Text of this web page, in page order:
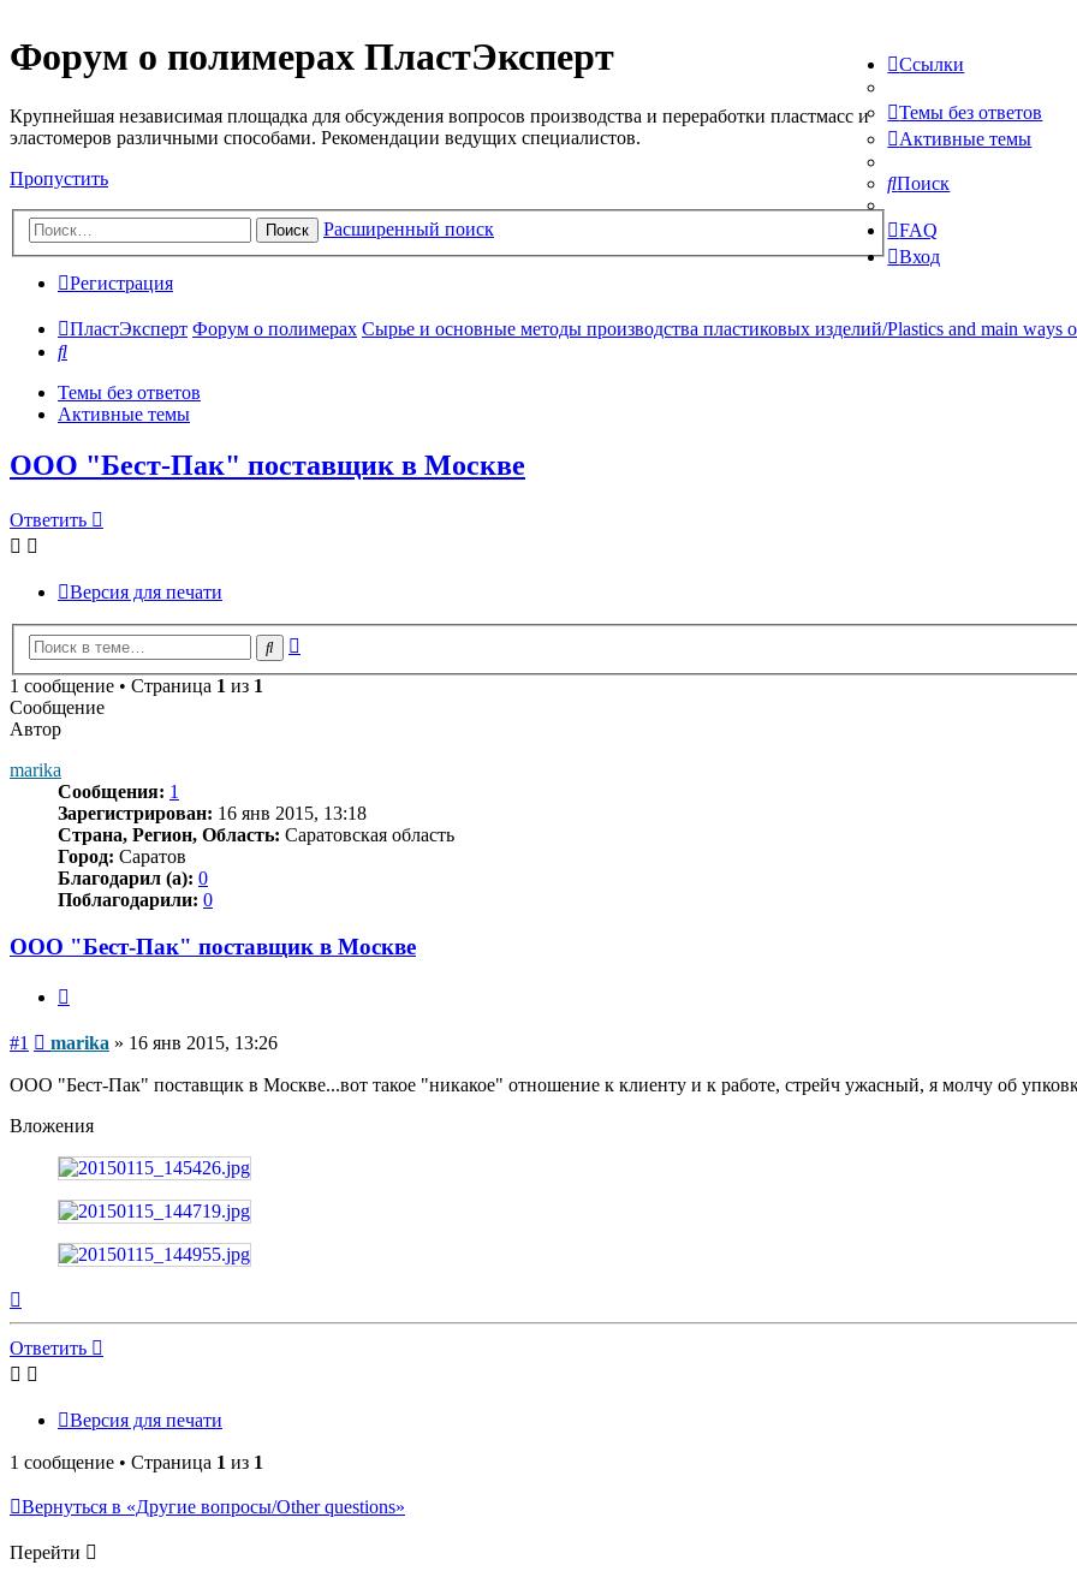
Форум о полимерах ПластЭксперт
Крупнейшая независимая площадка для обсуждения вопросов производства и переработки пластмасс и
эластомеров различными способами. Рекомендации ведущих специалистов.
Пропустить
Поиск Расширенный поиск
Ссылки
Темы без ответов
Активные темы
Поиск
FAQ
Вход
Регистрация
ПластЭксперт Форум о полимерах Сырье и основные методы производства пластиковых изделий/Plastics and main ways
Поиск
Темы без ответов
Активные темы
ООО "Бест-Пак" поставщик в Москве
Ответить
Версия для печати
Поиск
1 сообщение • Страница 1 из 1
Сообщение
Автор
marika
Сообщения: 1
Зарегистрирован: 16 янв 2015, 13:18
Страна, Регион, Область: Саратовская область
Город: Саратов
Благодарил (а): 0
Поблагодарили: 0
ООО "Бест-Пак" поставщик в Москве
#1 Сообщение
marika » 16 янв 2015, 13:26
ООО "Бест-Пак" поставщик в Москве...вот такое "никакое" отношение к клиенту и к работе, стрейч ужасный, я молчу об
Вложения
началу
Ответить
Версия для печати
1 сообщение • Страница 1 из 1
Вернуться в «Другие вопросы/Other questions»
Перейти